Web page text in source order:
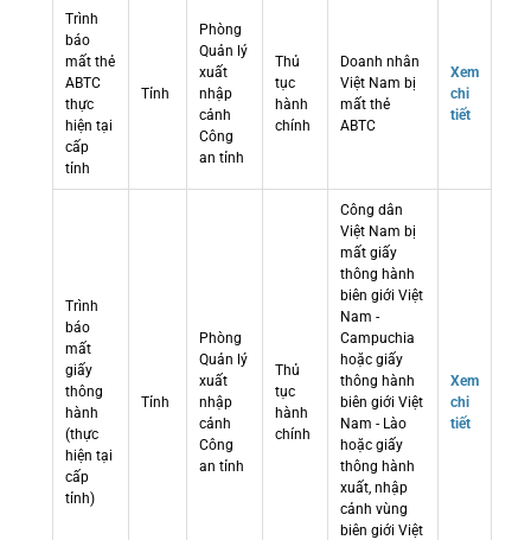
Trình
báo
mất thẻ
ABTC
thực
hiện tại
cấp
tỉnh
Tỉnh
Phòng
Quản lý
xuất
nhập
cảnh
Công
an tỉnh
Thủ
tục
hành
chính
Doanh nhân
Việt Nam bị
mất thẻ
ABTC
Xem
chi
tiết
Trình
báo
mất
giấy
thông
hành
(thực
hiện tại
cấp
tỉnh)
Tỉnh
Phòng
Quản lý
xuất
nhập
cảnh
Công
an tỉnh
Thủ
tục
hành
chính
Công dân
Việt Nam bị
mất giấy
thông hành
biên giới Việt
Nam -
Campuchia
hoặc giấy
thông hành
biên giới Việt
Nam - Lào
hoặc giấy
thông hành
xuất, nhập
cảnh vùng
biên giới Việt
Xem
chi
tiết